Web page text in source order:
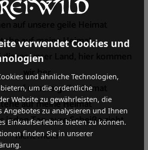
auf unsere geile Heimat
auf meine Heimat
unser Land, hier kommen
wir her
auf unsere geile Heimat
auf meine Heimat
jeden Tag, eure Scheiße zieht
nicht mehr
verwendet Cookies und
und ähnliche Technologien,
um die ordentliche
Website zu gewährleisten, die
Angebotes zu analysieren und Ihnen
Einkaufserlebnis bieten zu können.
finden Sie in unserer